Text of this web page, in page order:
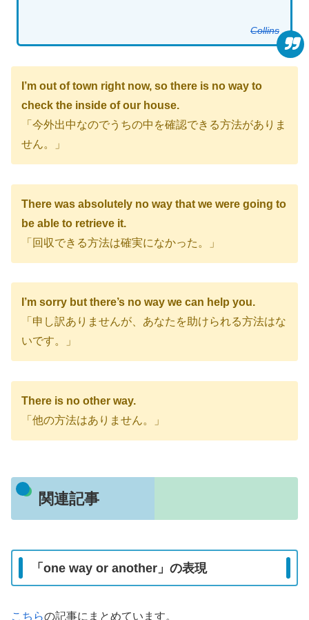
Collins
I’m out of town right now, so there is no way to
check the inside of our house.
「今外出中なのでうちの中を確認できる方法がありま
せん。」
There was absolutely no way that we were going to
be able to retrieve it.
「回収できる方法は確実になかった。」
I’m sorry but there’s no way we can help you.
「申し訳ありませんが、あなたを助けられる方法はな
いです。」
There is no other way.
「他の方法はありません。」
関連記事
「one way or another」の表現
こちらの記事にまとめています。